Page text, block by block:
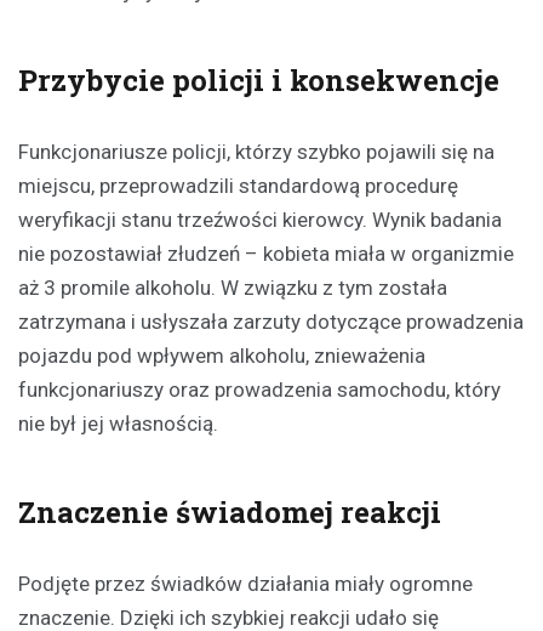
Przybycie policji i konsekwencje
Funkcjonariusze policji, którzy szybko pojawili się na
miejscu, przeprowadzili standardową procedurę
weryfikacji stanu trzeźwości kierowcy. Wynik badania
nie pozostawiał złudzeń – kobieta miała w organizmie
aż 3 promile alkoholu. W związku z tym została
zatrzymana i usłyszała zarzuty dotyczące prowadzenia
pojazdu pod wpływem alkoholu, znieważenia
funkcjonariuszy oraz prowadzenia samochodu, który
nie był jej własnością.
Znaczenie świadomej reakcji
Podjęte przez świadków działania miały ogromne
znaczenie. Dzięki ich szybkiej reakcji udało się